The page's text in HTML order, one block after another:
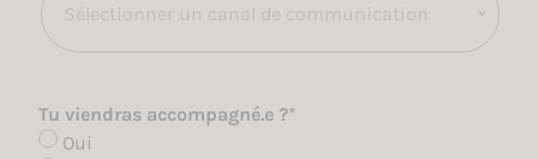
Sélectionner un canal de communication
Tu viendras accompagné.e ?*
Oui